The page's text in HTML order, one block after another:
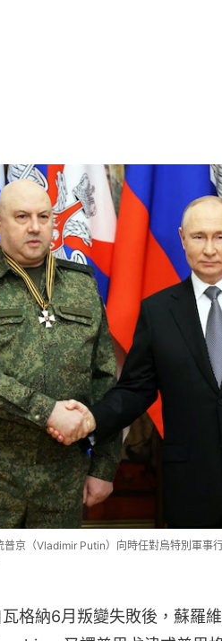
京（Vladimir Putin）向時任對烏特別軍事
格納6月叛變失敗後，蘇羅